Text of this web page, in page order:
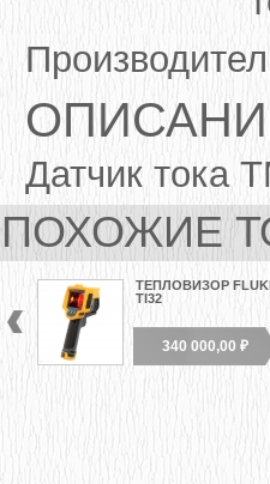
Датчик тока
ПОХОЖИЕ
ТЕПЛОВИЗОР
TI32
340 000,00 ₽